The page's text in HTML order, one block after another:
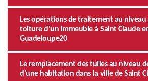
Les opérations de traitement au niveau
toiture d'un immeuble à Saint Claude
Guadeloupe20
Le remplacement des tuiles au niveau
d'une habitation dans la ville de Saint